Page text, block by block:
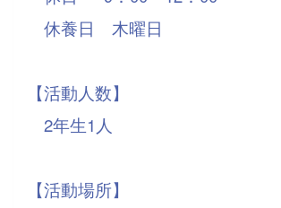
休養日 木曜日
【活動人数】
2年生1 人
【活動場所】